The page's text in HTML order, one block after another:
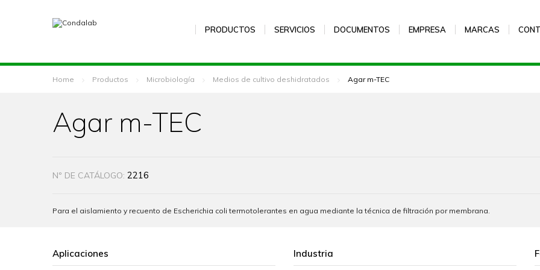
PRODUCTOS SERVICIOS DOCUMENTOS EMPRESA MARCAS
Home Productos Microbiología Medios de cultivo deshidratados Agar m-TEC
Agar m-TEC
Nº DE CATÁLOGO: 2216
Para el aislamiento y recuento de Escherichia coli termotolerantes en agua mediante la técnica de filtración por membrana.
Aplicaciones Industria